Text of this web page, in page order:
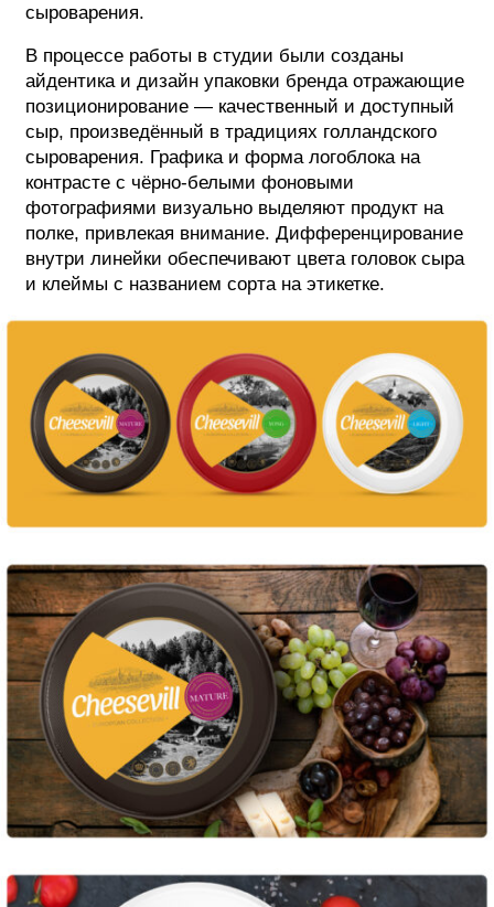
сыроварения.
В процессе работы в студии были созданы
айдентика и дизайн упаковки бренда отражающие
позиционирование — качественный и доступный
сыр, произведённый в традициях голландского
сыроварения. Графика и форма логоблока на
контрасте с чёрно-белыми фоновыми
фотографиями визуально выделяют продукт на
полке, привлекая внимание. Дифференцирование
внутри линейки обеспечивают цвета головок сыра
и клеймы с названием сорта на этикетке.
РЕКЛАМА
КОНТАКТЫ